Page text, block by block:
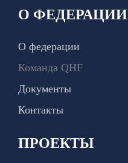
О ФЕДЕРАЦИИ
О федерации
Команда QHF
Документы
Контакты
ПРОЕКТЫ